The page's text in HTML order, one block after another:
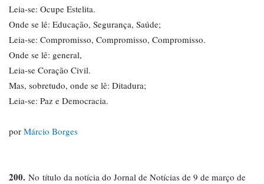
Leia-se: Ocupe Estelita.
Onde se lê: Educação, Segurança, Saúde;
Leia-se: Compromisso, Compromisso, Compromisso.
Onde se lê: general,
Leia-se Coração Civil.
Mas, sobretudo, onde se lê: Ditadura;
Leia-se: Paz e Democracia.
por Márcio Borges
200. No título da notícia do Jornal de Notícias de 9 de março de